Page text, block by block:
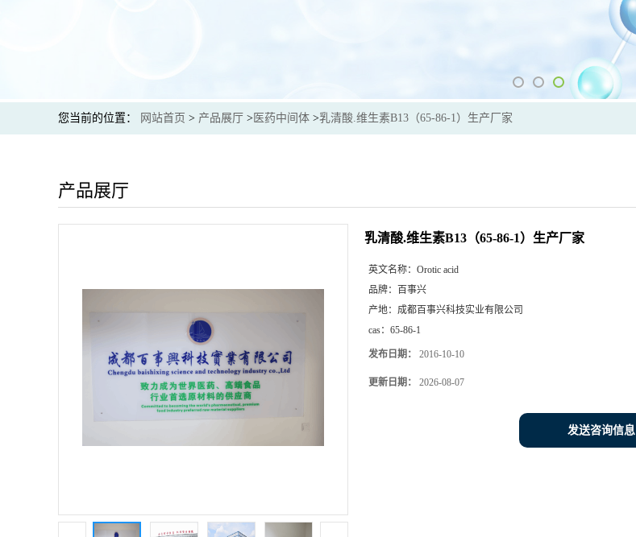
您当前的位置： 网站首页 > 产品展厅 > 医药中间体 >乳清酸.维生素B13（65-86-1）生产厂家
产品展厅
乳清酸.维生素B13（65-86-1）生产厂家
英文名称： Orotic acid
品牌：
百事兴
产地： 成都百事兴科技实业有限公司
cas： 65-86-1
发布日期： 2016-10-10
更新日期： 2026-08-07
发送咨询信息